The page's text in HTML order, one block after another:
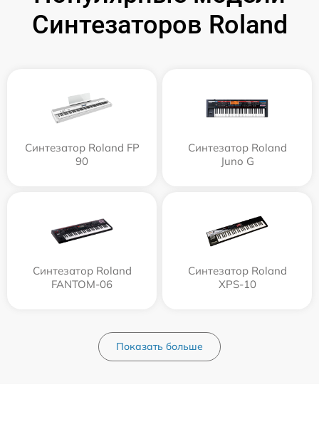
Синтезаторов Roland
Синтезатор Roland FP
90
Синтезатор Roland
Juno G
Синтезатор Roland
FANTOM-06
Синтезатор Roland
XPS-10
Показать больше